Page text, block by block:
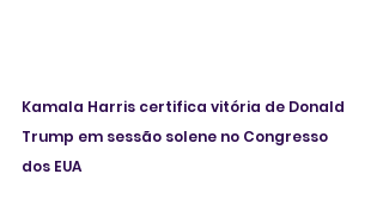
Kamala Harris certifica vitória de Donald
Trump em sessão solene no Congresso
dos EUA